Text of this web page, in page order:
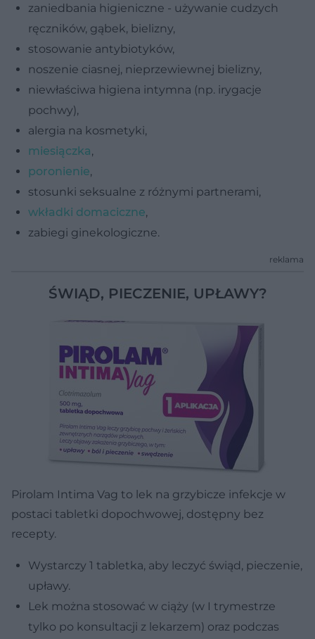
zaniedbania higieniczne - używanie cudzych
ręczników, gąbek, bielizny,
stosowanie antybiotyków,
noszenie ciasnej, nieprzewiewnej bielizny,
niewłaściwa higiena intymna (np. irygacje
pochwy),
alergia na kosmetyki,
miesiączka,
poronienie,
stosunki seksualne z różnymi partnerami,
wkładki domaciczne,
zabiegi ginekologiczne.
reklama
ŚWIĄD, PIECZENIE, UPŁAWY?
Pirolam Intima Vag to lek na grzybicze infekcje w
postaci tabletki dopochwowej, dostępny bez
recepty.
Wystarczy 1 tabletka, aby leczyć świąd, pieczenie,
upławy.
Lek można stosować w ciąży (w I trymestrze
tylko po konsultacji z lekarzem) oraz podczas